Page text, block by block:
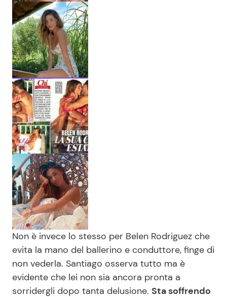
Non è invece lo stesso per Belen Rodriguez che
evita la mano del ballerino e conduttore, finge di
non vederla. Santiago osserva tutto ma è
evidente che lei non sia ancora pronta a
sorridergli dopo tanta delusione. Sta soffrendo